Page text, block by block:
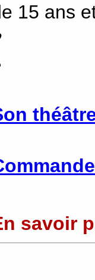
15 ans
savoir